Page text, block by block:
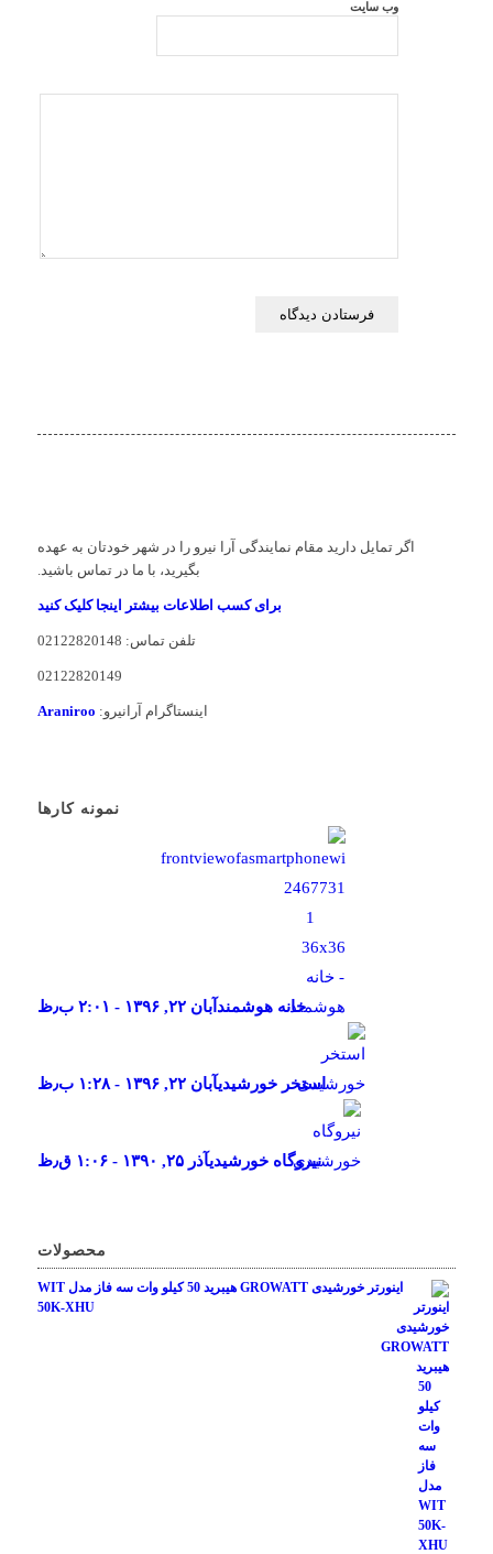
وب‌ سایت
اگر تمایل دارید مقام نمایندگی آرا نیرو را در شهر خودتان به عهده
بگیرید، با ما در تماس باشید.
برای کسب اطلاعات بیشتر اینجا کلیک کنید
تلفن تماس: 02122820148
02122820149
اینستاگرام آرانیرو: Araniroo
نمونه کارها
خانه هوشمند آبان ۲۲, ۱۳۹۶ - ۲:۰۱ ب٫ظ
استخر خورشیدیآبان ۲۲, ۱۳۹۶ - ۱:۲۸ ب٫ظ
نیروگاه خورشیدیآذر ۲۵, ۱۳۹۰ - ۱:۰۶ ق٫ظ
محصولات
اینورتر خورشیدی GROWATT هیبرید 50 کیلو وات سه فاز مدل WIT
50K-XHU